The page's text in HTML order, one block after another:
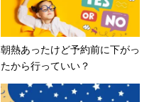
朝熱あったけど予約前に下がっ
たから行っていい？